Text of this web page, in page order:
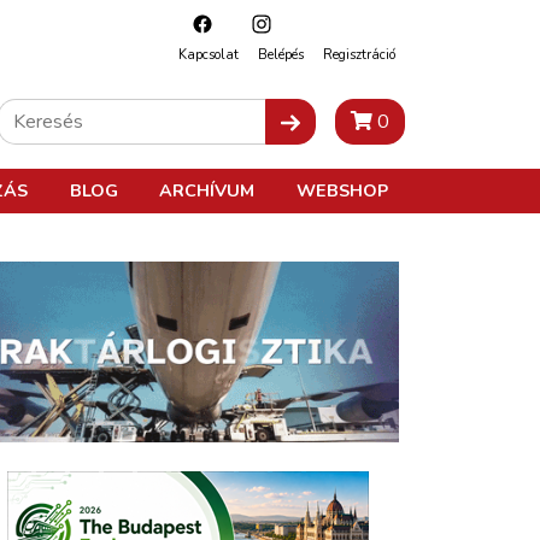
Kapcsolat Belépés Regisztráció
0
BLOG ARCHÍVUM WEBSHOP